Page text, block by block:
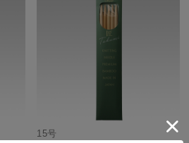
15号